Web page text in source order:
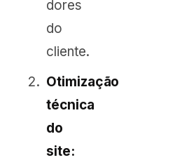
dores
do
cliente.
Otimização
técnica
do
site: